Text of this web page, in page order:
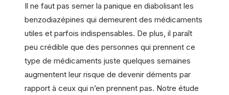
Il ne faut pas semer la panique en diabolisant les
benzodiazépines qui demeurent des médicaments
utiles et parfois indispensables. De plus, il paraît
peu crédible que des personnes qui prennent ce
type de médicaments juste quelques semaines
augmentent leur risque de devenir déments par
rapport à ceux qui n’en prennent pas. Notre étude